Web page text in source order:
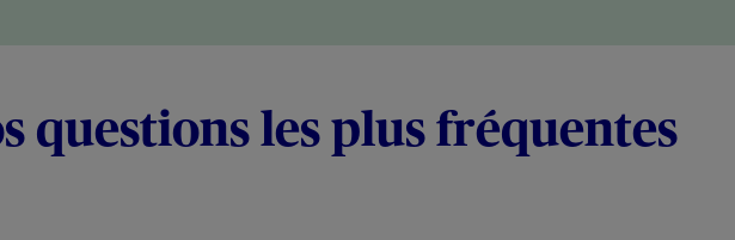
questions les plus fréquentes